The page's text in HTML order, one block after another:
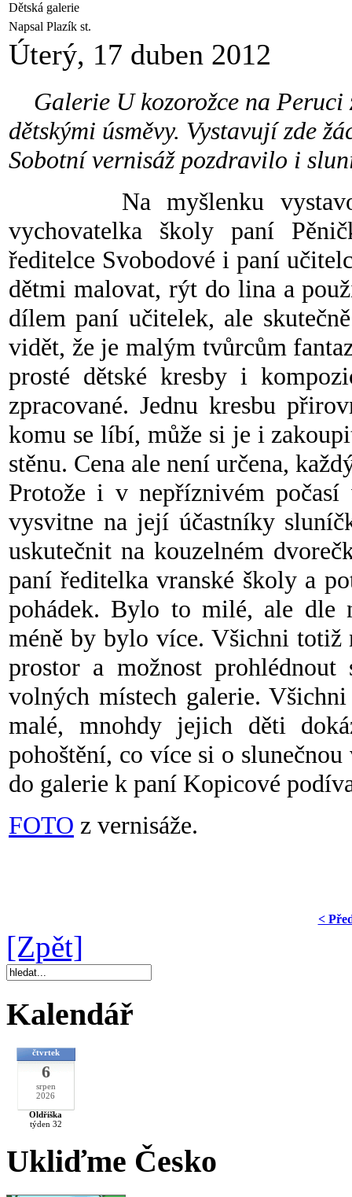
Dětská galerie
Napsal Plazík st.
Úterý, 17 duben 2012
Galerie U kozorožce na Peruci
dětskými úsměvy. Vystavují zde
Sobotní vernisáž pozdravilo i
Na myšlenku
vychovatelka školy paní
ředitelce Svobodové i paní
dětmi malovat, rýt do lina a
dílem paní učitelek, ale
vidět, že je malým tvůrcům
prosté dětské kresby i
zpracované. Jednu kresbu
komu se líbí, může si je i
stěnu. Cena ale není určena,
Protože i v nepříznivém
vysvitne na její účastníky
uskutečnit na kouzelném
paní ředitelka vranské školy a
pohádek. Bylo to milé, ale dle
méně by bylo více. Všichni totiž
prostor a možnost
volných místech galerie.
malé, mnohdy jejich děti
pohoštění, co více si o
do galerie k paní Kopicové
FOTO z vernisáže.
<
[Zpět]
Kalendář
čtvrtek
6
srpen
2026
Oldřiška
týden 32
Ukliďme Česko